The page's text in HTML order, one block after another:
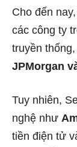
Cho đến
các công ty
truyền
JPMorgan
Tuy nhiên,
nghệ như
tiền điện tử